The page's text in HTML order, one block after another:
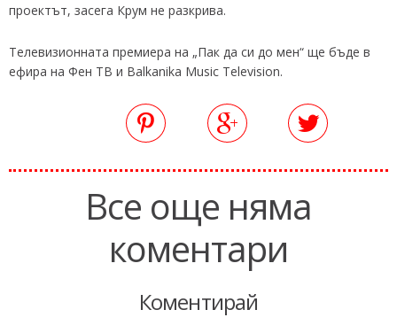
проектът, засега Крум не разкрива.
Телевизионната премиера на „Пак да си до мен“ ще бъде в
ефира на Фен ТВ и Balkanika Music Television.
Все още няма
коментари
Коментирай